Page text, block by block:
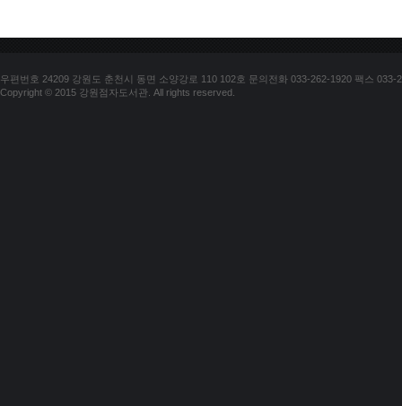
우편번호 24209 강원도 춘천시 동면 소양강로 110 102호 문의전화 033-262-1920 팩스 033-
Copyright © 2015 강원점자도서관. All rights reserved.